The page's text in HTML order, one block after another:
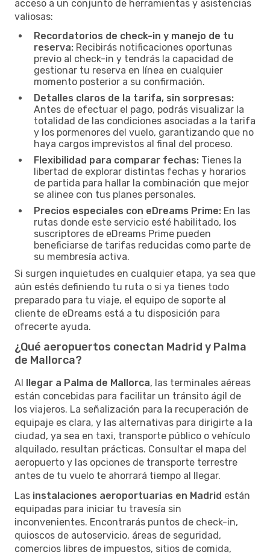
acceso a un conjunto de herramientas y asistencias
valiosas:
Recordatorios de check-in y manejo de tu
reserva: Recibirás notificaciones oportunas
previo al check-in y tendrás la capacidad de
gestionar tu reserva en línea en cualquier
momento posterior a su confirmación.
Detalles claros de la tarifa, sin sorpresas:
Antes de efectuar el pago, podrás visualizar la
totalidad de las condiciones asociadas a la tarifa
y los pormenores del vuelo, garantizando que no
haya cargos imprevistos al final del proceso.
Flexibilidad para comparar fechas: Tienes la
libertad de explorar distintas fechas y horarios
de partida para hallar la combinación que mejor
se alinee con tus planes personales.
Precios especiales con eDreams Prime: En las
rutas donde este servicio esté habilitado, los
suscriptores de eDreams Prime pueden
beneficiarse de tarifas reducidas como parte de
su membresía activa.
Si surgen inquietudes en cualquier etapa, ya sea que
aún estés definiendo tu ruta o si ya tienes todo
preparado para tu viaje, el equipo de soporte al
cliente de eDreams está a tu disposición para
ofrecerte ayuda.
¿Qué aeropuertos conectan Madrid y Palma
de Mallorca?
Al llegar a Palma de Mallorca, las terminales aéreas
están concebidas para facilitar un tránsito ágil de
los viajeros. La señalización para la recuperación de
equipaje es clara, y las alternativas para dirigirte a la
ciudad, ya sea en taxi, transporte público o vehículo
alquilado, resultan prácticas. Consultar el mapa del
aeropuerto y las opciones de transporte terrestre
antes de tu vuelo te ahorrará tiempo al llegar.
Las instalaciones aeroportuarias en Madrid están
equipadas para iniciar tu travesía sin
inconvenientes. Encontrarás puntos de check-in,
quioscos de autoservicio, áreas de seguridad,
comercios libres de impuestos, sitios de comida,